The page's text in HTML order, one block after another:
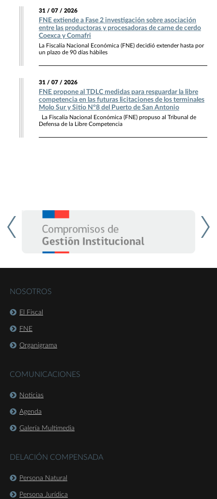
31 / 07 / 2026
FNE extiende a Fase 2 investigación sobre asociación
entre las productoras y procesadoras de carne de cerdo
Coexca y Comafri
La Fiscalía Nacional Económica (FNE) decidió extender hasta por
un plazo de 90 días hábiles
31 / 07 / 2026
FNE propone al TDLC medidas para resguardar la libre
competencia en las futuras licitaciones de los terminales
Molo Sur y Sitio N°8 del Puerto de San Antonio
La Fiscalía Nacional Económica (FNE) propuso al Tribunal de
Defensa de la Libre Competencia
NOSOTROS
El Fiscal
FNE
Organigrama
COMUNICACIONES
Noticias
Agenda
Galería Multimedia
DELACIÓN COMPENSADA
Persona Natural
Persona Jurídica